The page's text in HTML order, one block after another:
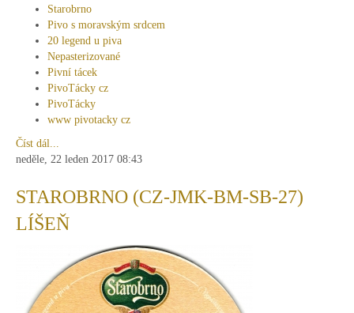
Starobrno
Pivo s moravským srdcem
20 legend u piva
Nepasterizované
Pivní tácek
PivoTácky cz
PivoTácky
www pivotacky cz
Číst dál...
neděle, 22 leden 2017 08:43
STAROBRNO (CZ-JMK-BM-SB-27)
LÍŠEŇ